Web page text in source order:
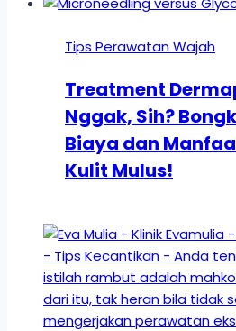
Tips Perawatan Wajah
Treatment
Nggak, Sih?
Biaya dan
Kulit Mulus!